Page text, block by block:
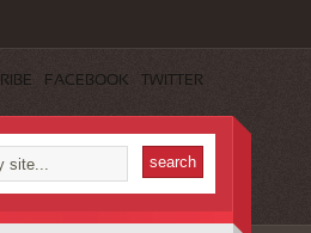
FACEBOOK TWITTER